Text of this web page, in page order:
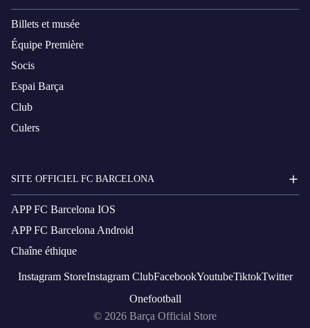
Billets et musée
Équipe Première
Socis
Espai Barça
Club
Culers
SITE OFFICIEL FC BARCELONA
APP FC Barcelona IOS
APP FC Barcelona Android
Chaîne éthique
Instagram StoreInstagram ClubFacebookYoutubeTiktokTwitter
Onefootball
© 2026 Barça Official Store